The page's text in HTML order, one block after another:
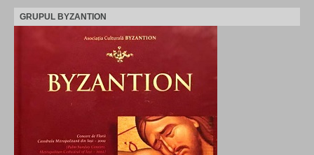
GRUPUL BYZANTION